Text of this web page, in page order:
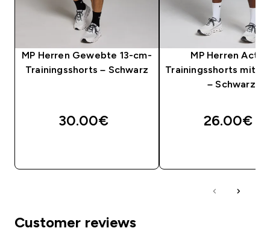
MP Herren Gewebte 13-cm-
Trainingsshorts – Schwarz
30.00€‎
MP Herren
Trainingsshorts mit
– Schwarz
26.00€‎
Customer reviews